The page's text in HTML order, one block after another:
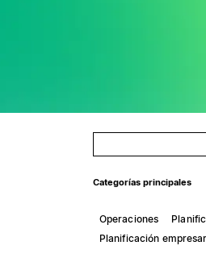
Categorías principales
Operaciones
Planificación